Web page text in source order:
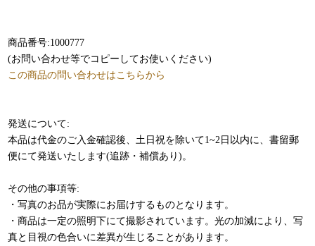
商品番号:1000777
(お問い合わせ等でコピーしてお使いください)
この商品の問い合わせはこちらから
発送について:
本品は代金のご入金確認後、土日祝を除いて1~2日以内に、書留郵
便にて発送いたします(追跡・補償あり)。
その他の事項等:
・写真のお品が実際にお届けするものとなります。
・商品は一定の照明下にて撮影されています。光の加減により、写
真と目視の色合いに差異が生じることがあります。